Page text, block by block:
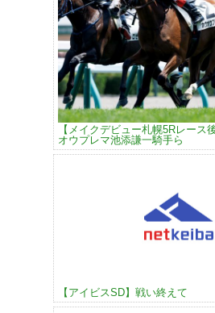
【メイクデビュー札幌5Rレース
オウプレマ池添謙一騎手ら
【アイビスSD】戦い終えて